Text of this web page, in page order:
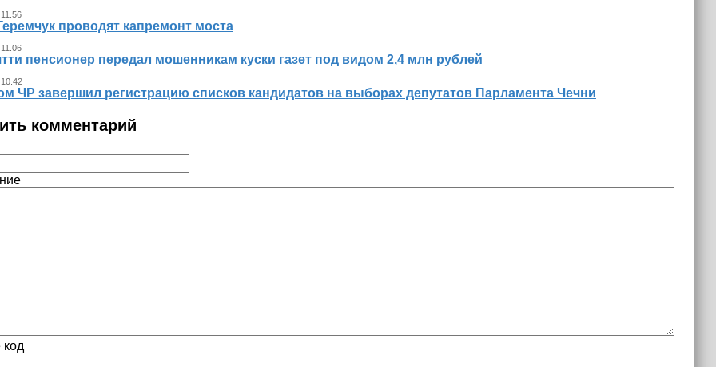
проводят капремонт моста
пенсионер передал мошенникам куски газет под видом 2,4 млн рублей
ЧР завершил регистрацию списков кандидатов на выборах депутатов Парламента Чечни
комментарий
код